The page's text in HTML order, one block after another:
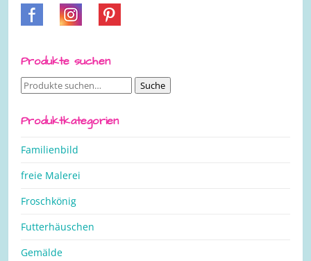
Produkte suchen
Suche
Suche
Produktkategorien
Familienbild
freie Malerei
Froschkönig
Futterhäuschen
Gemälde